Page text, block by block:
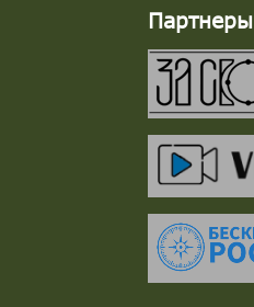
Партнеры